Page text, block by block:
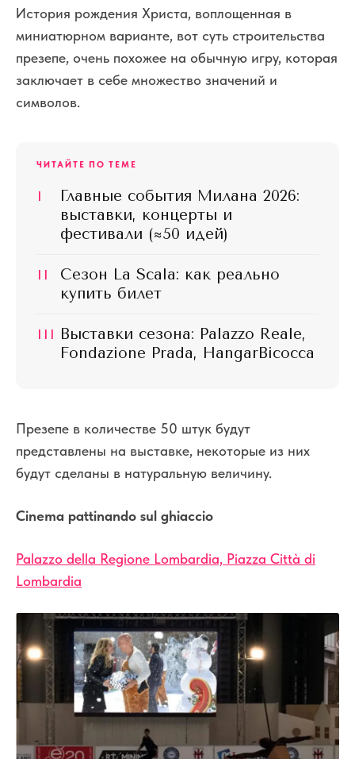
История рождения Христа, воплощенная в
миниатюрном варианте, вот суть строительства
презепе, очень похожее на обычную игру, которая
заключает в себе множество значений и
символов.
ЧИТАЙТЕ ПО ТЕМЕ
I
Главные события Милана 2026:
выставки, концерты и
фестивали (≈50 идей)
II
Сезон La Scala: как реально
купить билет
III Выставки сезона: Palazzo Reale,
Fondazione Prada, HangarBicocca
Презепе в количестве 50 штук будут
представлены на выставке, некоторые из них
будут сделаны в натуральную величину.
Cinema pattinando sul ghiaccio
Palazzo della Regione Lombardia, Piazza Città di
Lombardia